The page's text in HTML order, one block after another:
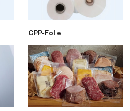
CPP-Folie